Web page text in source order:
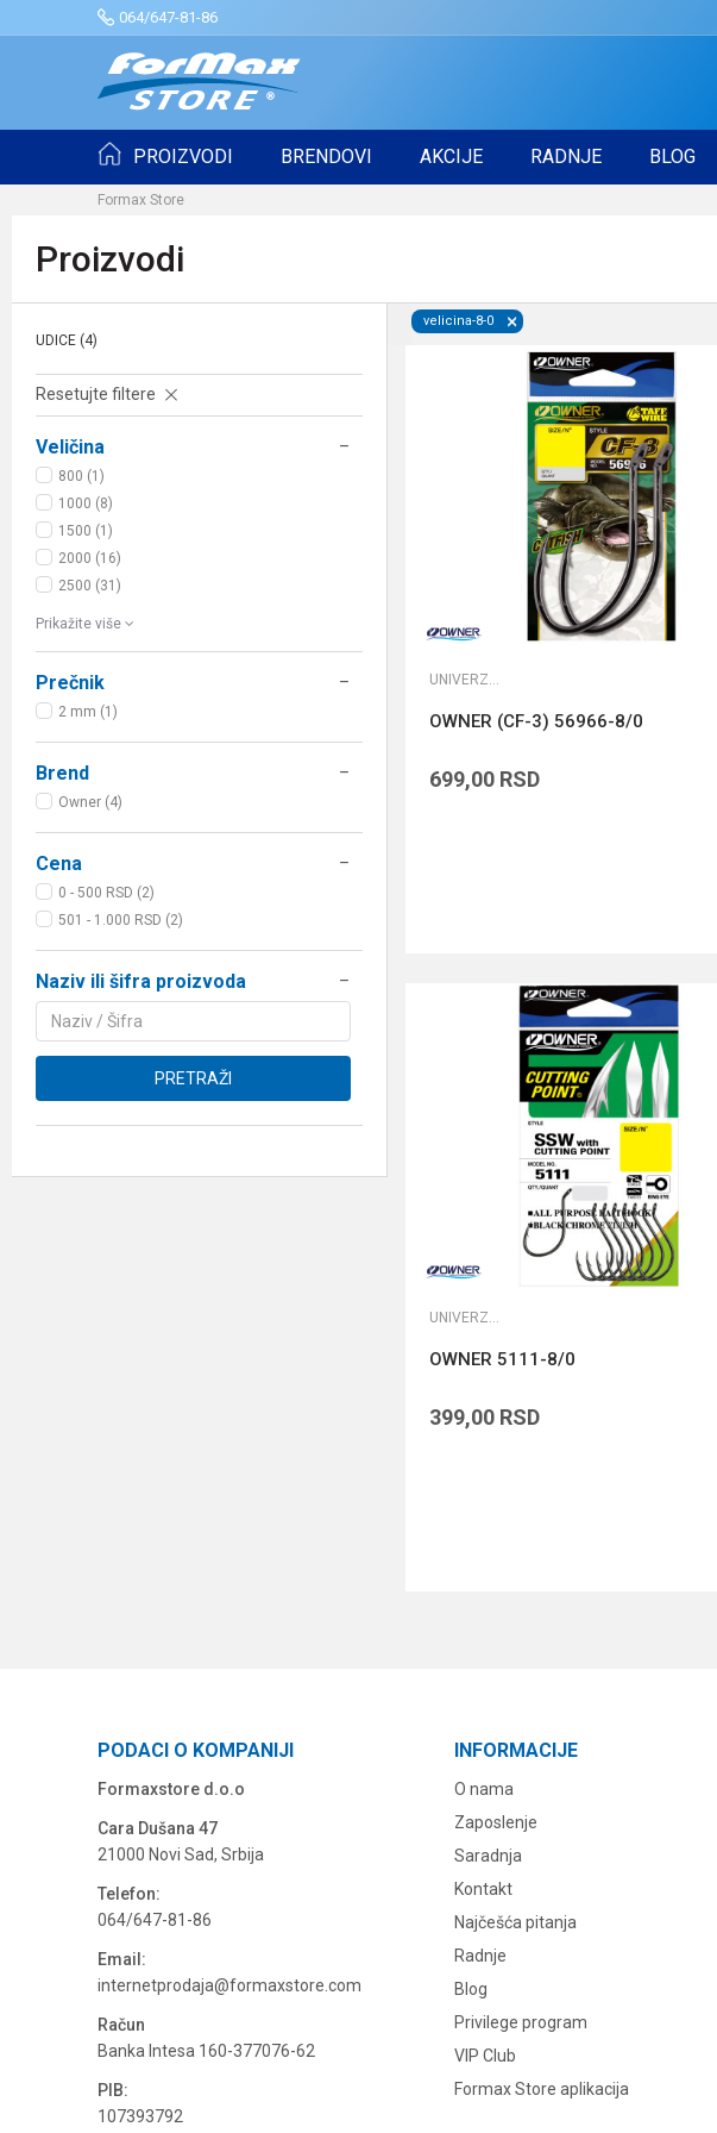
064/647-81-86
PROIZVODI BRENDOVI AKCIJE RADNJE BLOG
Formax Store
Proizvodi
UDICE (4)
Resetujte filtere
Veličina
800 (1)
1000 (8)
1500 (1)
2000 (16)
2500 (31)
Prikažite više
Prečnik
2 mm (1)
Brend
Owner (4)
Cena
0 - 500 RSD (2)
501 - 1.000 RSD (2)
Naziv ili šifra proizvoda
PRETRAŽI
velicina-8-0
UNIVERZALNE UDICE
OWNER (CF-3) 56966-8/0
699,00 RSD
UNIVERZALNE UDICE
OWNER 5111-8/0
399,00 RSD
PODACI O KOMPANIJI
Formaxstore d.o.o
Cara Dušana 47
21000 Novi Sad, Srbija
Telefon:
064/647-81-86
Email:
internetprodaja@formaxstore.com
Račun
Banka Intesa 160-377076-62
PIB:
107393792
INFORMACIJE
O nama
Zaposlenje
Saradnja
Kontakt
Najčešća pitanja
Radnje
Blog
Privilege program
VIP Club
Formax Store aplikacija